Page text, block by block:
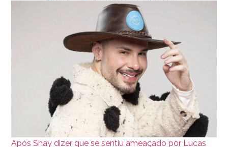
Após Shay dizer que se sentiu ameaçado por Lucas